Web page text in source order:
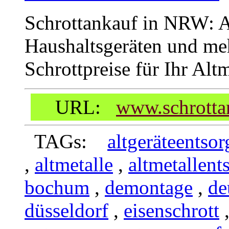
Schrottankauf in NRW:
Haushaltsgeräten und
Schrottpreise für Ihr
URL:
TAGs:
, altmetalle ,
bochum , demontage ,
düsseldorf , eisenschrott